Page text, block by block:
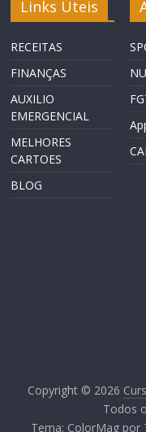
Links Úteis
RECEITAS
FINANÇAS
AUXILIO
EMERGENCIAL
MELHORES
CARTOES
BLOG
Copyright © 2026
Todos
Tema: ColorMag por